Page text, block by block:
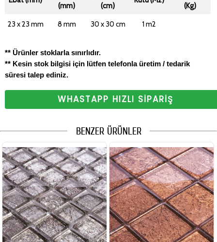
(mm)
(cm)
(Kg)
23 x 23 mm 8 mm 30 x 30 cm 1 m2
** Ürünler stoklarla sınırlıdır.
** Kesin stok bilgisi için lütfen telefonla üretim / tedarik
süresi talep ediniz.
WHASTAPP HIZLI SİPARİŞ
BENZER ÜRÜNLER